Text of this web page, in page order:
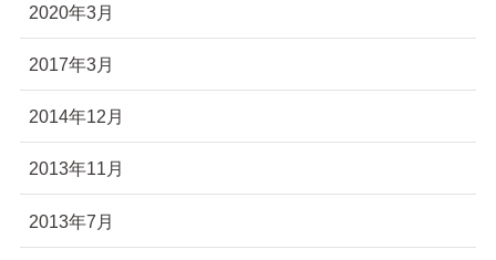
2020年3月
2017年3月
2014年12月
2013年11月
2013年7月